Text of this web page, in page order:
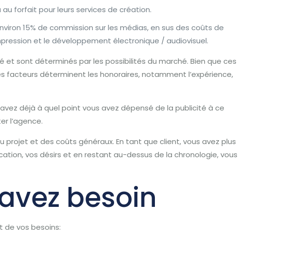
forfait pour leurs services de création.
15% de commission sur les médias, en sus des coûts de
et le développement électronique / audiovisuel.
et sont déterminés par les possibilités du marché. Bien que ces
facteurs déterminent les honoraires, notamment l’expérience,
déjà à quel point vous avez dépensé de la publicité à ce
l’agence.
projet et des coûts généraux. En tant que client, vous avez plus
vos désirs et en restant au-dessus de la chronologie, vous
besoin
de vos besoins: